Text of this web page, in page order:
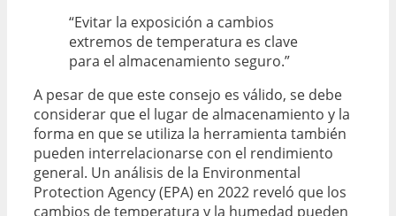
“Evitar la exposición a cambios
extremos de temperatura es clave
para el almacenamiento seguro.”
A pesar de que este consejo es válido, se debe
considerar que el lugar de almacenamiento y la
forma en que se utiliza la herramienta también
pueden interrelacionarse con el rendimiento
general. Un análisis de la Environmental
Protection Agency (EPA) en 2022 reveló que los
cambios de temperatura y la humedad pueden